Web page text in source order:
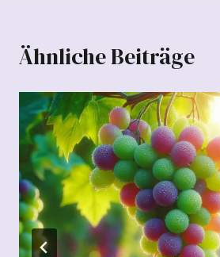
Ähnliche Beiträge